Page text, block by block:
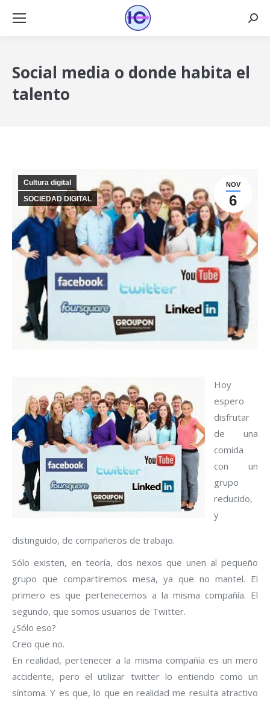
Social media o donde habita el
talento
NOV
6
Cultura digital
SOCIEDAD DIGITAL
Hoy
espero
disfrutar
de una
comida
con un
grupo
reducido,
y
distinguido, de compañeros de trabajo.
Sólo existen, en teoría, dos nexos que unen al pequeño
grupo que compartiremos mesa, ya que no mantel. El
primero es que pertenecemos a la misma compañía. El
segundo, que somos usuarios de Twitter.
¿Sólo eso?
Creo que no.
En realidad, pertenecer a la misma compañía es un mero
accidente, pero el utilizar twitter lo entiendo como un
síntoma. Y es que, lo que en realidad me resulta atractivo